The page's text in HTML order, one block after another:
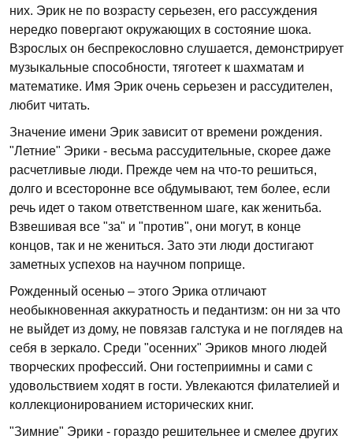
них. Эрик не по возрасту серьезен, его рассуждения
нередко повергают окружающих в состояние шока.
Взрослых он беспрекословно слушается, демонстрирует
музыкальные способности, тяготеет к шахматам и
математике. Имя Эрик очень серьезен и рассудителен,
любит читать.
Значение имени Эрик зависит от времени рождения.
"Летние" Эрики - весьма рассудительные, скорее даже
расчетливые люди. Прежде чем на что-то решиться,
долго и всесторонне все обдумывают, тем более, если
речь идет о таком ответственном шаге, как женитьба.
Взвешивая все "за" и "против", они могут, в конце
концов, так и не жениться. Зато эти люди достигают
заметных успехов на научном поприще.
Рожденный осенью – этого Эрика отличают
необыкновенная аккуратность и педантизм: он ни за что
не выйдет из дому, не повязав галстука и не поглядев на
себя в зеркало. Среди "осенних" Эриков много людей
творческих профессий. Они гостеприимны и сами с
удовольствием ходят в гости. Увлекаются филателией и
коллекционированием исторических книг.
"Зимние" Эрики - гораздо решительнее и смелее других